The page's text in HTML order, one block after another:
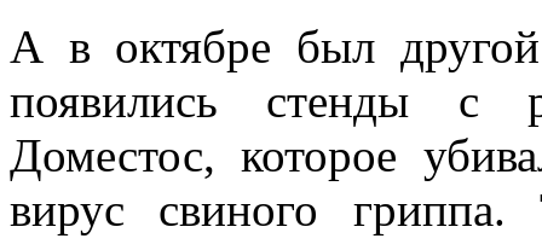
А в октябре был
появились стенды с
Доместос, которое
вирус свиного гриппа.